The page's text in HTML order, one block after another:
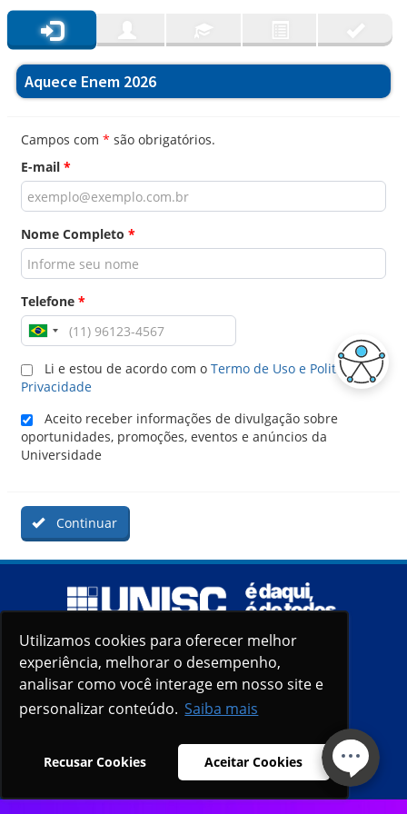
Utilizamos cookies para oferecer melhor
experiência, melhorar o desempenho,
analisar como você interage em nosso site e
personalizar conteúdo. Saiba mais
Recusar Cookies Aceitar Cookies
Utilizamos cookies para oferecer melhor
experiência, melhorar o desempenho,
analisar como você interage em nosso site e
personalizar conteúdo. Saiba mais
Recusar Cookies Aceitar Cookies
Aquece Enem 2026
Campos com * são obrigatórios.
E-mail *
Nome Completo *
Telefone *
Li e estou de acordo com o Termo de Uso e Politica de
Privacidade
Aceito receber informações de divulgação sobre
oportunidades, promoções, eventos e anúncios da
Universidade
Continuar